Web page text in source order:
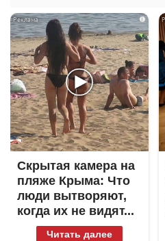
i
Скрытая камера на
пляже Крыма: Что
люди вытворяют,
когда их не видят...
Читать далее